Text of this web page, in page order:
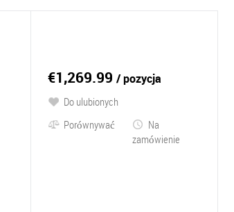
€1,269.99 / pozycja
Do ulubionych
Porównywać
Na
zamówienie